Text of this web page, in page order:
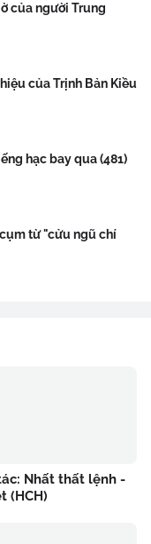
của người Trung
của Trịnh Bản Kiều
hạc bay qua (481)
từ "cửu ngũ chí
Nhất thất lệnh -
(HCH)